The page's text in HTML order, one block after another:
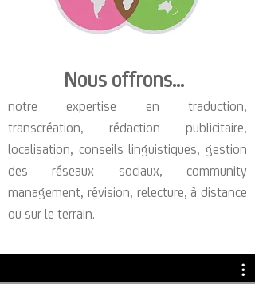
Nous offrons...
notre expertise en traduction,
transcréation, rédaction publicitaire,
localisation, conseils linguistiques, gestion
des réseaux sociaux, community
management, révision, relecture, à distance
ou sur le terrain.